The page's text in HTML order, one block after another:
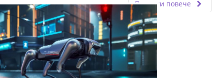
Прочети повече